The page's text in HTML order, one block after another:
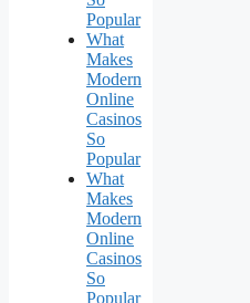
Popular
What
Makes
Modern
Online
Casinos
So
Popular
What
Makes
Modern
Online
Casinos
So
Popular